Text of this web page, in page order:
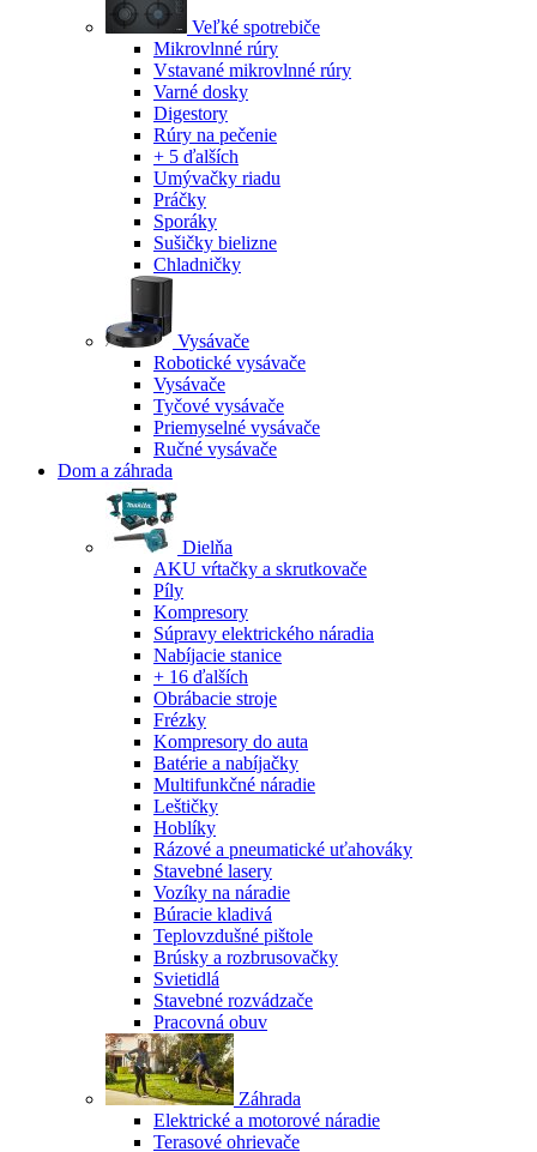
Veľké spotrebiče
Mikrovlnné rúry
Vstavané mikrovlnné rúry
Varné dosky
Digestory
Rúry na pečenie
+ 5 ďalších
Umývačky riadu
Práčky
Sporáky
Sušičky bielizne
Chladničky
Vysávače
Robotické vysávače
Vysávače
Tyčové vysávače
Priemyselné vysávače
Ručné vysávače
Dom a záhrada
Dielňa
AKU vŕtačky a skrutkovače
Píly
Kompresory
Súpravy elektrického náradia
Nabíjacie stanice
+ 16 ďalších
Obrábacie stroje
Frézky
Kompresory do auta
Batérie a nabíjačky
Multifunkčné náradie
Leštičky
Hoblíky
Rázové a pneumatické uťahováky
Stavebné lasery
Vozíky na náradie
Búracie kladivá
Teplovzdušné pištole
Brúsky a rozbrusovačky
Svietidlá
Stavebné rozvádzače
Pracovná obuv
Záhrada
Elektrické a motorové náradie
Terasové ohrievače